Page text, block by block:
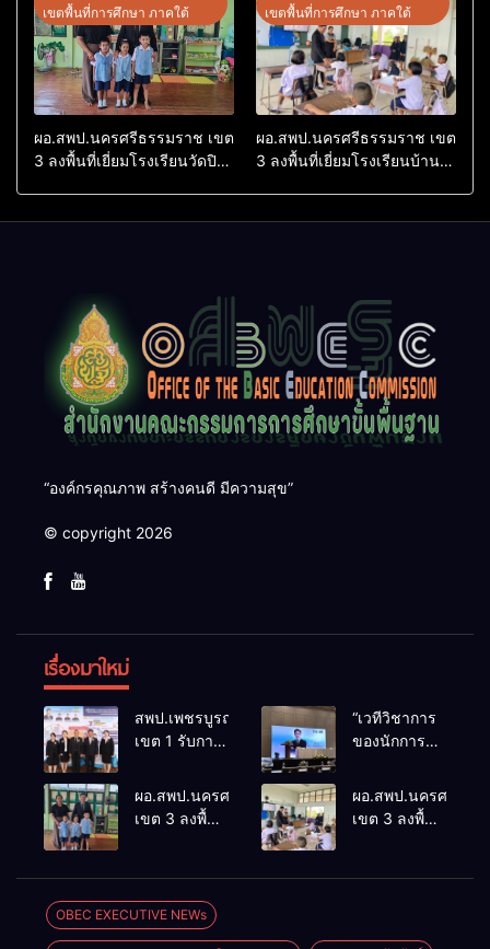
ประจำปีงบประมาณ พ.ศ.
2569
Research (ThaiCER) 2026
เขตพื้นที่การศึกษา ภาคใต้
ผอ.สพป.นครศรีธรรมราช เขต
3 ลงพื้นที่เยี่ยมโรงเรียนวัดปิยา
เขตพื้นที่การศึกษา ภาคใต้
ผอ.สพป.นครศรีธรรมราช เขต
3 ลงพื้นที่เยี่ยมโรงเรียนบ้าน
“องค์กรคุณภาพ สร้างคนดี มีความสุข”
© copyright 2026
เรื่องมาใหม่
สพป.เพชรบูรณ์
เขต 1 รับการ
ประเมินผล
เชิงประจักษ์
ต้นแบบ”
ระดับประเทศ
รุ่นที่ 3 ประจำ
“เวทีวิชาการ
ของนักการ
ThaiCER
International
ผอ.สพป.นครศรีธรรมราช
เขต 3 ลงพื้นที่
ปากพนัง
ผอ.สพป.นครศรีธรร
เขต 3 ลงพื้นที่
OBEC EXECUTIVE NEWs